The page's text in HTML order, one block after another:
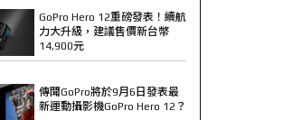
GoPro Hero 12重磅發表！續航
力大升級，建議售價新台幣
14,900元
傳聞GoPro將於9月6日發表最
新運動攝影機GoPro Hero 12？